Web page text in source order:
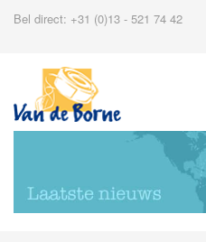
Bel direct: +31 (0)13 - 521 74 42